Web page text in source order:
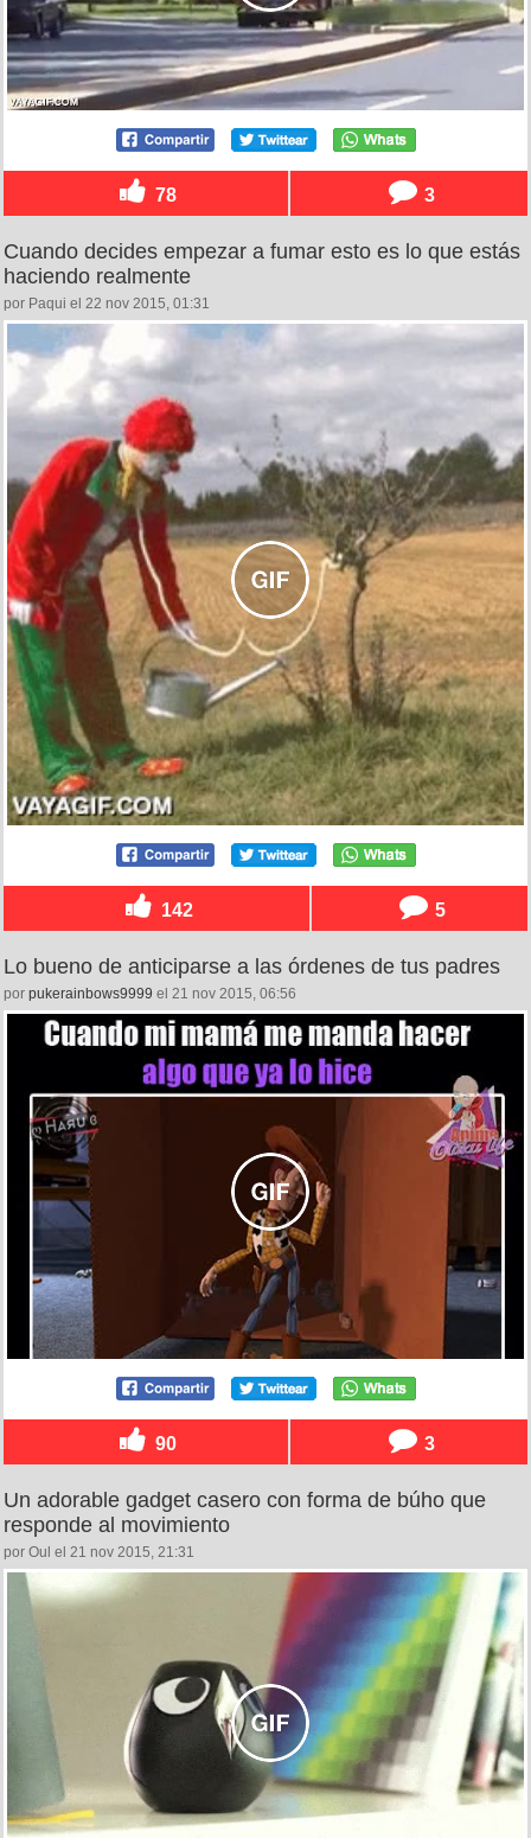
78 3
Cuando decides empezar a fumar esto es lo que estás
haciendo realmente
por Paqui el 22 nov 2015, 01:31
142 5
Lo bueno de anticiparse a las órdenes de tus padres
por pukerainbows9999 el 21 nov 2015, 06:56
90 3
Un adorable gadget casero con forma de búho que
responde al movimiento
por Oul el 21 nov 2015, 21:31